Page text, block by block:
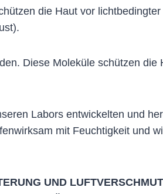
die Haut vor
Diese Moleküle schützen
Labors entwickelten und
mit Feuchtigkeit und
UND